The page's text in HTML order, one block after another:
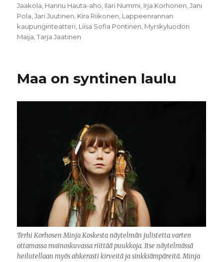
Jaakola, Hannu Hauta-aho, Ilari Nummi, Irja Korhonen,Jani
Pola,Jari Juutinen, Kira Riikonen, Lappeenrannan
kaupunginteatteri, Liisa Sofia Pöntinen, Myrskyluodon
Maija,Tarja Jaatinen
Maa on syntinen laulu
Terhi Korhosen Minja Koskesta näytelmän julistetta varten
ottamassa mainoskuvassa riittää puukkoja. Itse näytelmässä
heilutellaan myös ahkerasti kirveitä ja sinkkiämpäreitä. Minja